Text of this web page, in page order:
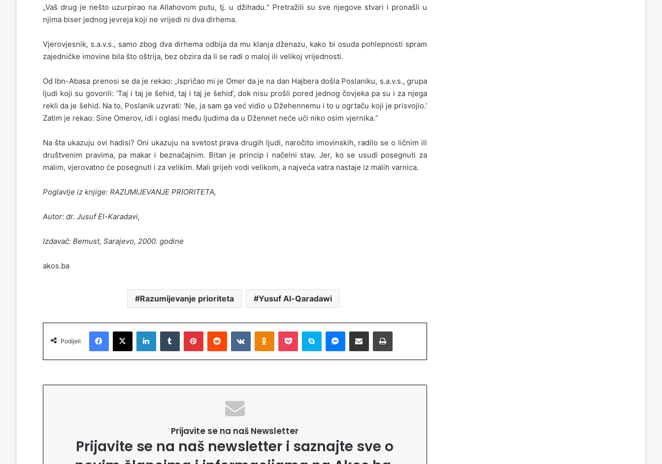
„Vaš drug je nešto uzurpirao na Allahovom putu, tj. u džihadu.“ Pretražili su sve njegove stvari i pronašli u
njima biser jednog jevreja koji ne vrijedi ni dva dirhema.
Vjerovjesnik, s.a.v.s., samo zbog dva dirhema odbija da mu klanja dženazu, kako bi osuda pohlepnosti spram
zajedničke imovine bila što oštrija, bez obzira da li se radi o maloj ili velikoj vrijednosti.
Od Ibn-Abasa prenosi se da je rekao: „Ispričao mi je Omer da je na dan Hajbera došla Poslaniku, s.a.v.s., grupa
ljudi koji su govorili: ‘Taj i taj je šehid, taj i taj je šehid’, dok nisu prošli pored jednog čovjeka pa su i za njega
rekli da je šehid. Na to, Poslanik uzvrati: ‘Ne, ja sam ga već vidio u Džehennemu i to u ogrtaču koji je prisvojio.’
Zatim je rekao: Sine Omerov, idi i oglasi među ljudima da u Džennet neće ući niko osim vjernika.“
Na šta ukazuju ovi hadisi? Oni ukazuju na svetost prava drugih ljudi, naročito imovinskih, radilo se o ličnim ili
društvenim pravima, pa makar i beznačajnim. Bitan je princip i načelni stav. Jer, ko se usudi posegnuti za
malim, vjerovatno će posegnuti i za velikim. Mali grijeh vodi velikom, a najveća vatra nastaje iz malih varnica.
Poglavlje iz knjige: RAZUMIJEVANJE PRIORITETA,
Autor: dr. Jusuf El-Karadavi,
Izdavač: Bemust, Sarajevo, 2000. godine
akos.ba
Razumijevanje prioriteta Yusuf Al-Qaradawi
Podijeli
Facebook X LinkedIn Tumblr Pinterest Reddit VKontakte Odnoklassniki Pocket Skype Messenger Podijeli putem Emaila Printaj
Prijavite se na naš Newsletter
Prijavite se na naš newsletter i saznajte sve o